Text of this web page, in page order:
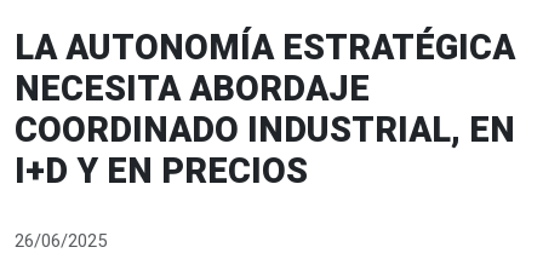
LA AUTONOMÍA ESTRATÉGICA
NECESITA ABORDAJE
COORDINADO INDUSTRIAL, EN
I+D Y EN PRECIOS
26/06/2025